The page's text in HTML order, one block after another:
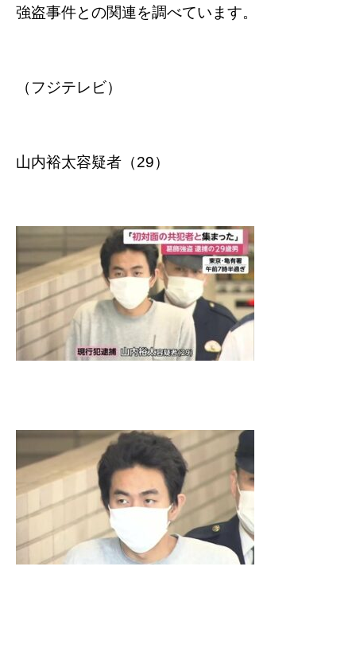
強盗事件との関連を調べています。
（フジテレビ）
山内裕太容疑者（29）